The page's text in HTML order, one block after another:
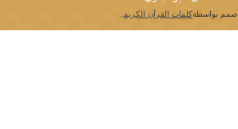
صمم بواسطةكلمات القرآن الكريم